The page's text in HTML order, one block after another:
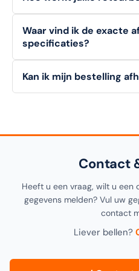
eenvoudig eenofferte op
dagen om een artikel (in
Zakelijke klanten (B2B)
onze retourvoorwaarden
Waar vind ik de exacte
specificaties?
dit artikel vindt u in de
deze pagina, alsook in de
Kan ik mijn bestelling
Contact
Heeft u een vraag, wilt u
gegevens melden? Vul uw
contact
Liever bellen?